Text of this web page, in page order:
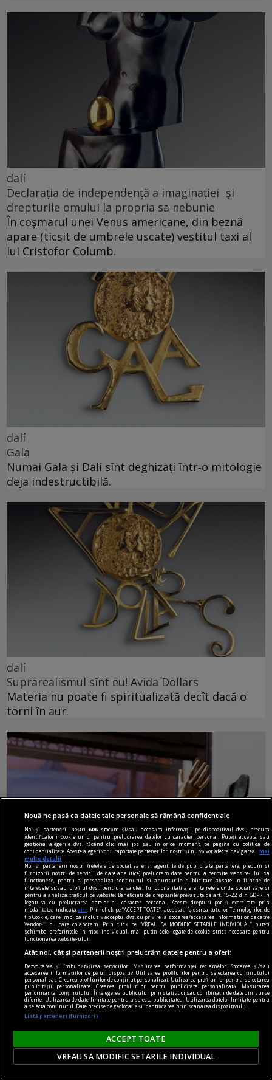
dalí
Declarația de independență a imaginației și
drepturile omului la propria sa nebunie
În coșmarul unei Venus americane, din beznă
apare (ticsit de umbrele uscate) vestitul taxi al
lui Cristofor Columb.
dalí
Gala
Numai Gala și Dalí sînt deghizați într‑o mitologie
deja indestructibilă.
dalí
Suprarealismul sînt eu! Avida Dollars
Materia nu poate fi spiritualizată decît dacă o
torni în aur.
dalí
Viziunea suprarealistă a lumii
Ne aflăm pe versantul opus lucidității gîndului.
Intrăm în ținutul somnului, al tainei, adică în
zona de umbră a vieții.
Nouă ne pasă ca datele tale personale să rămână confidențiale
Noi și partenerii noștri606 stocăm și/sau accesăm informații pe dispozitivul dvs., precum
identificatorii cookie unici pentru prelucrarea datelor cu caracter personal. Puteți accepta sau
gestiona alegerile dvs. făcând clic mai jos sau în orice moment, pe pagina cu politica de
confidențialitate. Aceste alegeri vor fi raportate partenerilor noștri și nu vă vor afecta navigarea.
Mai
multe detalii
Noi si partenerii nostri (retelele de socializare si agentiile de publicitate partenere, precum si
furnizorii nostri de servicii de date analitice) prelucram date pentru a permite website-ului sa
functioneze, pentru a personaliza continutul si anunturile publicitare afisate in functie de
interesele si/sau profilul dvs., pentru a va oferi functionalitati aferente retelelor de socializare si
pentru a analiza traficul pe website. Beneficiati de drepturile prevazute de art. 15-22 din GDPR in
legatura cu prelucrarea datelor cu caracter personal. Aceste drepturi pot fi exercitate prin
modalitatea indicataaici
. Prin click pe “ACCEPT TOATE”, acceptati folosirea tuturor Tehnologiilor de
tip Cookie, care implica inclusiv acceptul dvs. cu privire la stocarea/accesarea informatiilor de catre
Vendor-ii cu care colaboram. Prin click pe “VREAU SA MODIFIC SETARILE INDIVIDUAL” puteti
schimba preferintele in mod individual, mai putin cele legate de cookie strict necesare pentru
functionarea website-ului.
Atât noi, cât și partenerii noștri prelucrăm datele pentru a oferi:
Dezvoltarea și îmbunătățirea serviciilor. Măsurarea performanței reclamelor. Stocarea și/sau
accesarea informațiilor de pe un dispozitiv. Utilizarea profilurilor pentru selectarea conținutului
personalizat. Crearea profilurilor de conținut personalizat. Utilizarea profilurilor pentru selectarea
publicității personalizate. Crearea profilurilor pentru publicitate personalizată. Măsurarea
performanței conținutului. Înțelegerea publicului prin statistici sau combinații de date din surse
diferite. Utilizarea de date limitate pentru a selecta publicitatea. Utilizarea datelor limitate pentru
a selecta conținutul. Date precise de geolocație și identificarea prin scanarea dispozitivului.
Listă parteneri (furnizori)
ACCEPT TOATE
VREAU SA MODIFIC SETARILE INDIVIDUAL